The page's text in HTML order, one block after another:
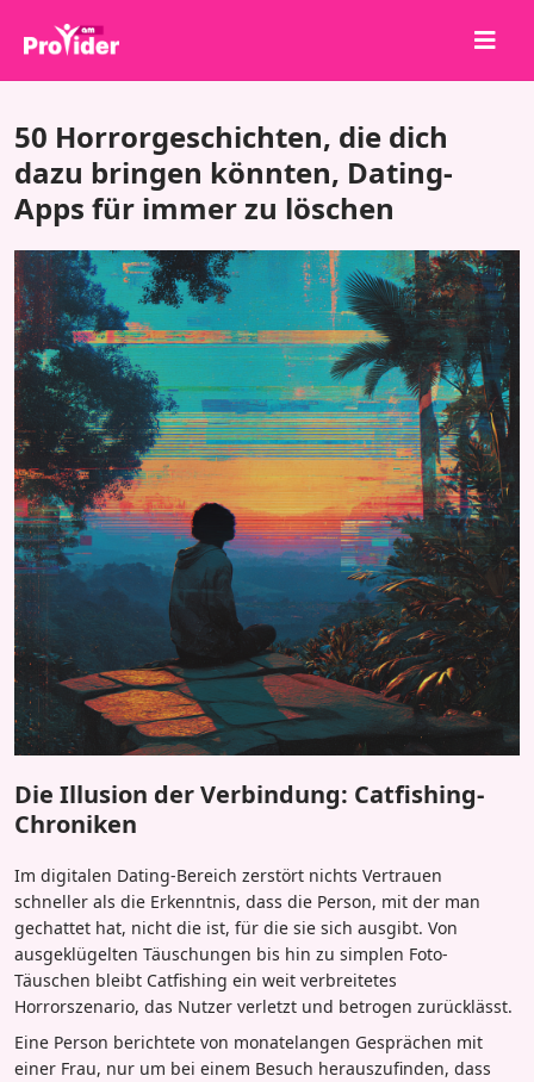
Über uns
Anmelden
Registrieren
Dienstleistungen
API
Bedingungen
Blog
50 Horrorgeschichten, die dich
dazu bringen könnten, Dating-
Apps für immer zu löschen
Die Illusion der Verbindung: Catfishing-
Chroniken
Im digitalen Dating-Bereich zerstört nichts Vertrauen
schneller als die Erkenntnis, dass die Person, mit der man
gechattet hat, nicht die ist, für die sie sich ausgibt. Von
ausgeklügelten Täuschungen bis hin zu simplen Foto-
Täuschen bleibt Catfishing ein weit verbreitetes
Horrorszenario, das Nutzer verletzt und betrogen zurücklässt.
Eine Person berichtete von monatelangen Gesprächen mit
einer Frau, nur um bei einem Besuch herauszufinden, dass